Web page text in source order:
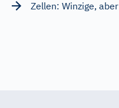
Zellen: Winzige,